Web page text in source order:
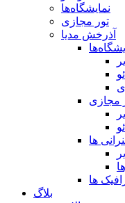
نمایشگاه‌ها
تور مجازی
آذرخش مدیا
مجازی
ها
ها
بلاگ